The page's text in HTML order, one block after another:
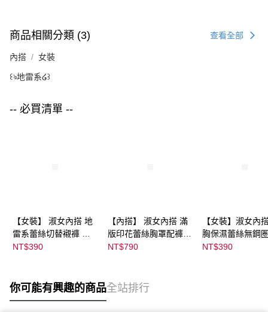
商品相關分類 (3) 查看全部
內搭 女裝
꒰ঌ地雷系໒꒱
-- 必買清單 --
【女裝】 淑女內搭 地
雷系蕾絲切替襯褲 ｜
07033C05374000001
NT$390
【內搭】 淑女內搭 滿
版印花蕾絲胸罩配褲成
套組 （♡ᔆ ᴬ ᴷ ᴵ ᴷ ᵁ ᴿ ᵁ
80
NT$790
【女裝】淑女內
胸保濕蕾絲無鋼
｜
NT$390
你可能有興趣的商品全站排行